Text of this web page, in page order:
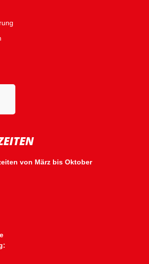
von März bis Oktober